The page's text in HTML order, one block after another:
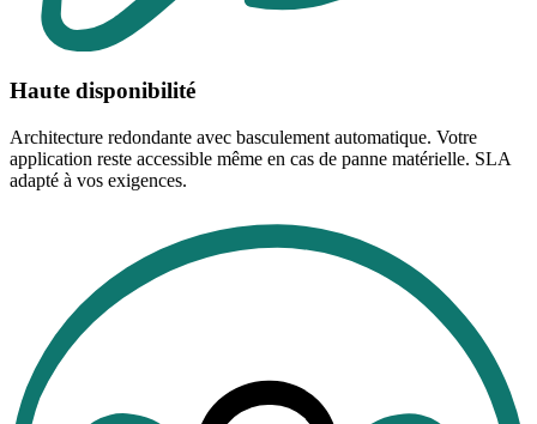
Haute disponibilité
Architecture redondante avec basculement automatique. Votre
application reste accessible même en cas de panne matérielle. SLA
adapté à vos exigences.